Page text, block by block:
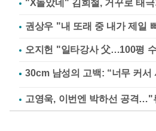
"X돌았네" 김희철, 거꾸로 태
권상우 "내 또래 중 내가 제일
오지헌 "일타강사 父…100평
고영욱, 이번엔 박하선 공격…"